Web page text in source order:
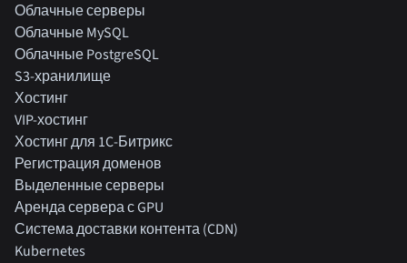
Облачные серверы
Облачные MySQL
Облачные PostgreSQL
S3-хранилище
Хостинг
VIP-хостинг
Хостинг для 1C-Битрикс
Регистрация доменов
Выделенные серверы
Аренда сервера с GPU
Система доставки контента (CDN)
Kubernetes